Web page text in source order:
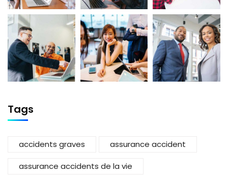
Tags
accidents graves assurance accident
assurance accidents de la vie